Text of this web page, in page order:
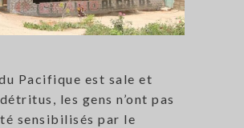
Pacifique est sale et
les gens n’ont pas
sensibilisés par le